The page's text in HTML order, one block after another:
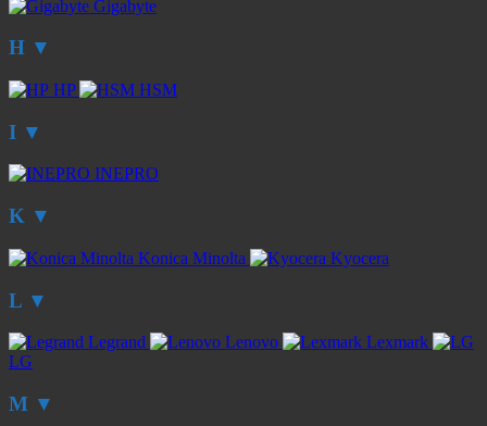
Gigabyte
H ▼
HP HSM
I ▼
INEPRO
K ▼
Konica Minolta Kyocera
L ▼
Legrand Lenovo
Lexmark
LG
M ▼